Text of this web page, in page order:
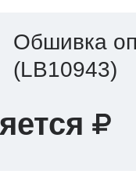
Обшивка
(LB10943)